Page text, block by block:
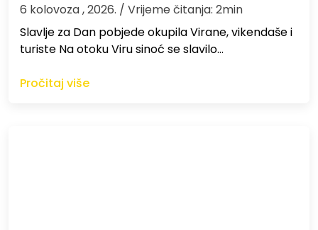
6 kolovoza , 2026. / Vrijeme čitanja: 2min
Slavlje za Dan pobjede okupila Virane, vikendaše i
turiste Na otoku Viru sinoć se slavilo…
Pročitaj više